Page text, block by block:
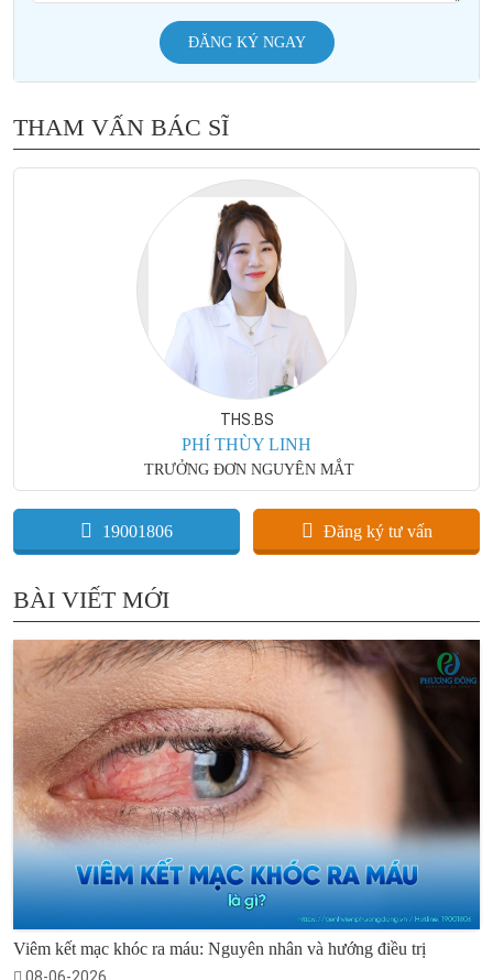
ĐĂNG KÝ NGAY
THAM VẤN BÁC SĨ
THS.BS
PHÍ THÙY LINH
TRƯỞNG ĐƠN NGUYÊN MẮT
19001806 Đăng ký tư vấn
BÀI VIẾT MỚI
Viêm kết mạc khóc ra máu: Nguyên nhân và hướng điều trị